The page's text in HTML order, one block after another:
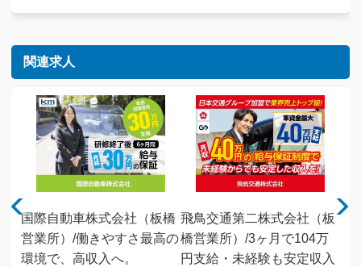
関連求人
国際自動車株式会社（板橋
営業所）/働きやすさ最高の
環境で、高収入へ。
飛鳥交通第二株式会社（板
橋営業所）/3ヶ月で104万
円支給・未経験も安定収入
共